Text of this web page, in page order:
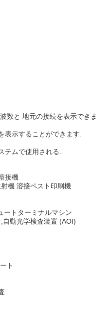
数と 地元の接続を表示できま
表示することができます.
テムで使用される.
接機
機 溶接ペスト印刷機
ートターミナルマシン
自動光学検査装置 (AOI)
ト